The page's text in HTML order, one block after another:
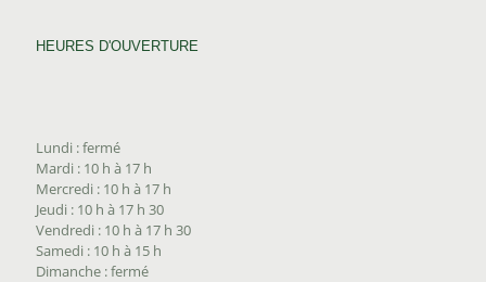
HEURES D'OUVERTURE
Lundi : fermé
Mardi : 10 h à 17 h
Mercredi : 10 h à 17 h
Jeudi : 10 h à 17 h 30
Vendredi : 10 h à 17 h 30
Samedi : 10 h à 15 h
Dimanche : fermé